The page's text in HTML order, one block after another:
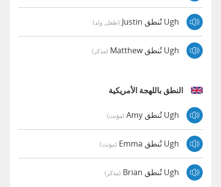
Ugh تُنطق Justin (طفل, ولد)
Ugh تُنطق Matthew (مذكر)
النطق باللهجة الأمريكية
Ugh تُنطق Amy (مؤنث)
Ugh تُنطق Emma (مؤنث)
Ugh تُنطق Brian (مذكر)